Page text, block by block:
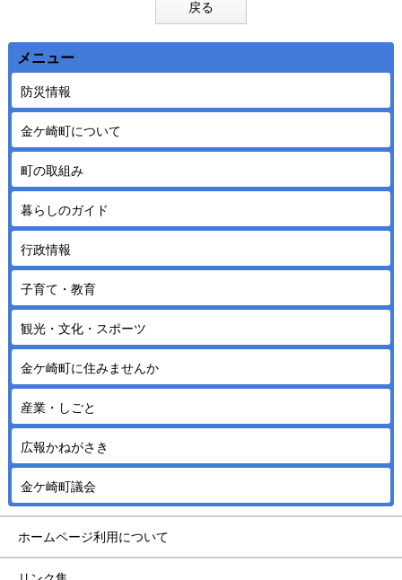
戻る
メニュー
防災情報
金ケ崎町について
町の取組み
暮らしのガイド
行政情報
子育て・教育
観光・文化・スポーツ
金ケ崎町に住みませんか
産業・しごと
広報かねがさき
金ケ崎町議会
ホームページ利用について